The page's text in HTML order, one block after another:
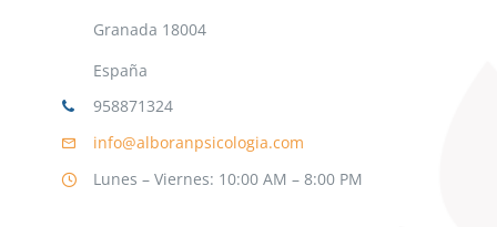
Granada 18004
España
958871324
info@alboranpsicologia.com
Lunes – Viernes: 10:00 AM – 8:00 PM